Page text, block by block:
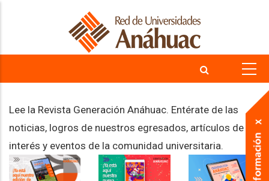
Lee la Revista Generación Anáhuac. Entérate de las
noticias, logros de nuestros egresados, artículos de
interés y eventos de la comunidad universitaria.